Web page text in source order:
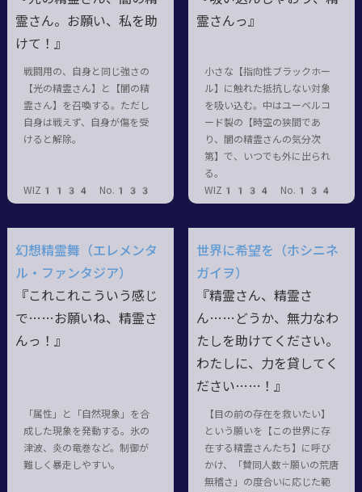
霊さん。お願い、私を助
けて！』
戦闘用の、自身と同じ強さの
【光の精霊さん】と【闇の精
霊さん】を召喚する。ただし
自身は戦えず、自身が傷を受
けると解除。
WIZ1134 No.133
霊さんっ』
小さな【指向性ブラックホー
ル】に触れた抵抗しない対象
を吸い込む。中はユーベルコ
ード製の【時空の狭間であ
り、闇の精霊さんの気分次
第】で、いつでも外に出られ
る。
WIZ1134 No.134
幻想精霊舞（エレメンタ
ル・ファンタジア）
『これこれこういう感じ
で……お願いね、精霊さ
んっ！』
「属性」と「自然現象」を合
成した現象を発動する。氷の
津波、炎の竜巻など。制御が
難しく暴走しやすい。
世界に希望を（ホシニネ
ガイヲ）
『精霊さん、精霊さ
ん……どうか、無力なわ
たしを助けてください。
わたしに、力を貸してく
ださい……！』
【目の前の存在を救いたい】
という願いを【この世界に存
在する精霊さんたち】に呼び
かけ、「賛同人数÷願いの荒唐
無稽さ」の度合いに応じた範